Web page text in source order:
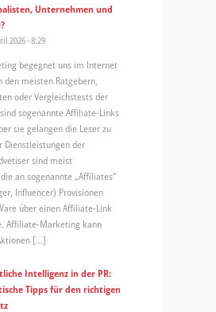
Unternehmen und
2026 - 8:29
begegnet uns im Internet
meisten Ratgebern,
oder Vergleichstests der
sogenannte Affiliate-Links
sie gelangen die Leser zu
Dienstleistungen der
sind meist
an sogenannte „Affiliates“
Influencer) Provisionen
über einen Affiliate-Link
Affiliate-Marketing kann
[…]
Intelligenz in der PR:
Tipps für den richtigen